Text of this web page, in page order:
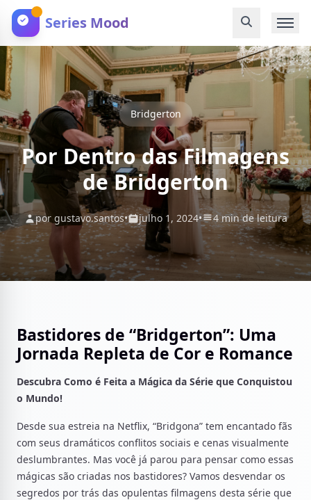
Series Mood
Bridgerton
Por Dentro das Filmagens
de Bridgerton
por gustavo.santos• julho 1, 2024• 4 min de leitura
Bastidores de “Bridgerton”: Uma
Jornada Repleta de Cor e Romance
Descubra Como é Feita a Mágica da Série que Conquistou
o Mundo!
Desde sua estreia na Netflix, “Bridgona” tem encantado fãs
com seus dramáticos conflitos sociais e cenas visualmente
deslumbrantes. Mas você já parou para pensar como essas
mágicas são criadas nos bastidores? Vamos desvendar os
segredos por trás das opulentas filmagens desta série que